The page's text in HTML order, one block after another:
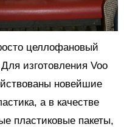
целлофановый
изготовления Voo
новейшие
а в качестве
пластиковые пакеты,